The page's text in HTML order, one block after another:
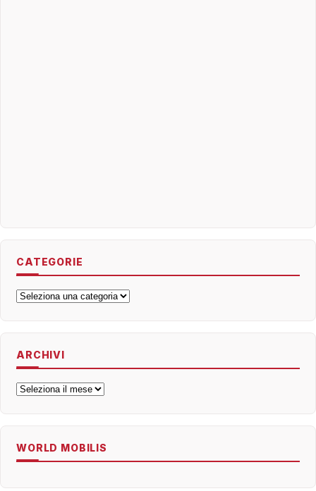
CATEGORIE
Categorie
ARCHIVI
Archivi
WORLD MOBILIS